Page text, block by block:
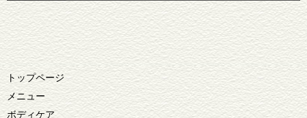
トップページ
メニュー
ボディケア